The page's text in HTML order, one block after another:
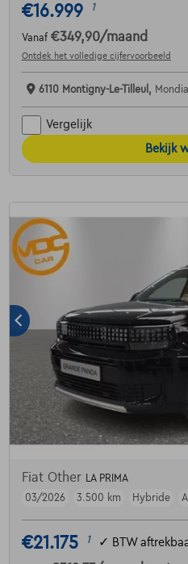
€16.999 1
Vanaf €349,90/maand
Ontdek het volledige cijfervoorbeeld
6110 Montigny-Le-Tilleul,
Vergelijk
Bekijk
Fiat Other LA PRIMA
03/2026
3.500 km Hybride
€21.175 1 ✓ BTW